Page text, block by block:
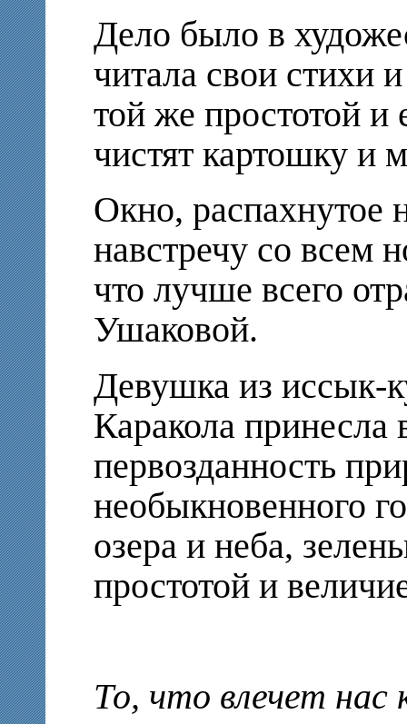
Дело было в
читала свои стихи
той же простотой и
чистят картошку и
Окно, распахнутое
навстречу со всем
что лучше всего
Ушаковой.
Девушка из иссык-
Каракола принесла
первозданность
необыкновенного
озера и неба,
простотой и
То, что влечет нас